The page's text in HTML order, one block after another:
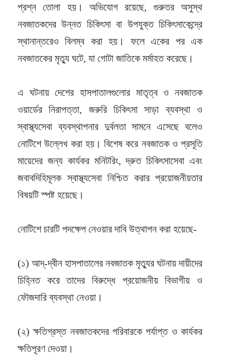
প্রশ্ন তোলা হয়। অভিযোগ রয়েছে, গুরুতর অসুস্থ
নবজাতকদের উন্নত চিকিৎসা বা উপযুক্ত চিকিৎসাকেন্দ্রে
স্থানান্তরেও বিলম্ব করা হয়। ফলে একের পর এক
নবজাতকের মৃত্যু ঘটে, যা গোটা জাতিকে মর্মাহত করেছে।
এ ঘটনায় দেশের হাসপাতালগুলোর মাতৃত্ব ও নবজাতক
ওয়ার্ডের নিরাপত্তা, জরুরি চিকিৎসা সাড়া ব্যবস্থা ও
স্বাস্থ্যসেবা ব্যবস্থাপনার দুর্বলতা সামনে এসেছে বলেও
নোটিশে উল্লেখ করা হয়। বিশেষ করে নবজাতক ও প্রসূতি
মায়েদের জন্য কার্যকর মনিটরিং, দ্রুত চিকিৎসাসেবা এবং
জবাবদিহিমূলক স্বাস্থ্যসেবা নিশ্চিত করার প্রয়োজনীয়তার
বিষয়টি স্পষ্ট হয়েছে।
নোটিশে চারটি পদক্ষেপ নেওয়ার দাবি উত্থাপন করা হয়েছে-
(১) আদ্-দ্বীন হাসপাতালের নবজাতক মৃত্যুর ঘটনায় দায়ীদের
চিহ্নিত করে তাদের বিরুদ্ধে প্রয়োজনীয় বিভাগীয় ও
ফৌজদারি ব্যবস্থা নেওয়া।
(২) ক্ষতিগ্রস্ত নবজাতকদের পরিবারকে পর্যাপ্ত ও কার্যকর
ক্ষতিপূরণ দেওয়া।